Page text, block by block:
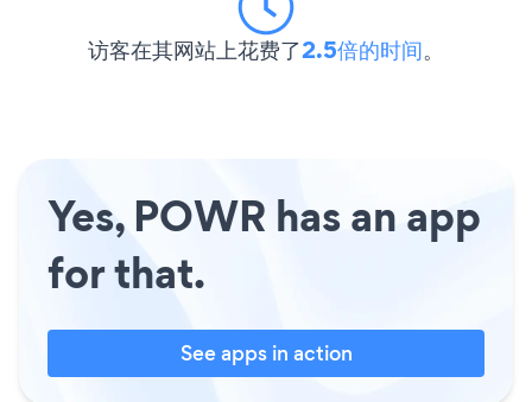
访客在其网站上花费了2.5倍的时间。
Yes, POWR has an app
for that.
See apps in action